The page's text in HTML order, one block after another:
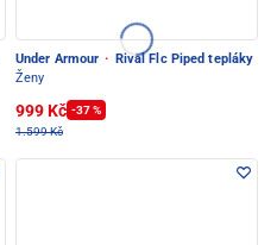
Under Armour ·
Rival Flc Piped tepláky
Ženy
999 Kč -37 %
1.599 Kč